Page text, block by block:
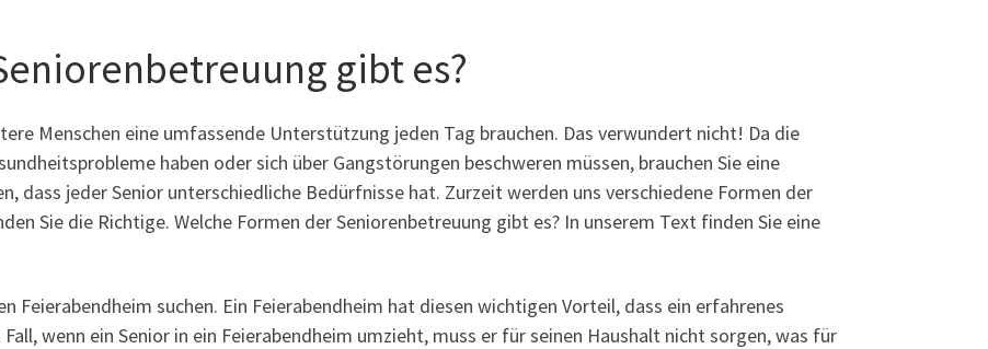
gibt es?
Menschen eine umfassende Unterstützung jeden Tag brauchen. Das verwundert nicht! Da die
haben oder sich über Gangstörungen beschweren müssen, brauchen Sie eine
dass jeder Senior unterschiedliche Bedürfnisse hat. Zurzeit werden uns verschiedene Formen der
Sie die Richtige. Welche Formen der Seniorenbetreuung gibt es? In unserem Text finden Sie eine
Feierabendheim suchen. Ein Feierabendheim hat diesen wichtigen Vorteil, dass ein erfahrenes
wenn ein Senior in ein Feierabendheim umzieht, muss er für seinen Haushalt nicht sorgen, was für